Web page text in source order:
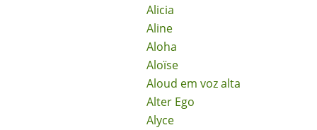
Alicia
Aline
Aloha
Aloïse
Aloud em voz alta
Alter Ego
Alyce